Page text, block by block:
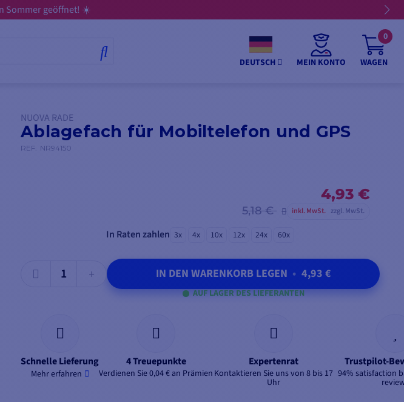
Sommer geöffnet! ☀️
DEUTSCH MEIN KONTO WAGEN
0
NUOVA RADE
Ablagefach für Mobiltelefon und GPS
REF. NR94150
4,93 €
5,18 € inkl. MwSt. zzgl. MwSt.
In Raten zahlen 3x 4x 10x 12x 24x 60x
IN DEN WARENKORB LEGEN • 4,93 €
AUF LAGER DES LIEFERANTEN
Schnelle Lieferung
Mehr erfahren
4 Treuepunkte
Verdienen Sie 0,04 € an Prämien
Expertenrat
Kontaktieren Sie uns von 8 bis 17
Uhr
Trustpilot-
94% satisfaction